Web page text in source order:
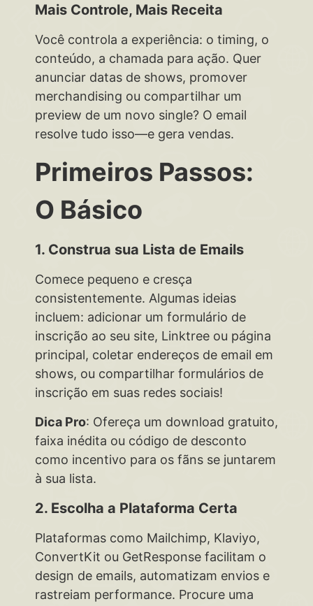
Mais Controle, Mais Receita
Você controla a experiência: o timing, o
conteúdo, a chamada para ação. Quer
anunciar datas de shows, promover
merchandising ou compartilhar um
preview de um novo single? O email
resolve tudo isso—e gera vendas.
Primeiros Passos:
O Básico
1. Construa sua Lista de Emails
Comece pequeno e cresça
consistentemente. Algumas ideias
incluem: adicionar um formulário de
inscrição ao seu site, Linktree ou página
principal, coletar endereços de email em
shows, ou compartilhar formulários de
inscrição em suas redes sociais!
Dica Pro: Ofereça um download gratuito,
faixa inédita ou código de desconto
como incentivo para os fãns se juntarem
à sua lista.
2. Escolha a Plataforma Certa
Plataformas como Mailchimp, Klaviyo,
ConvertKit ou GetResponse facilitam o
design de emails, automatizam envios e
rastreiam performance. Procure uma